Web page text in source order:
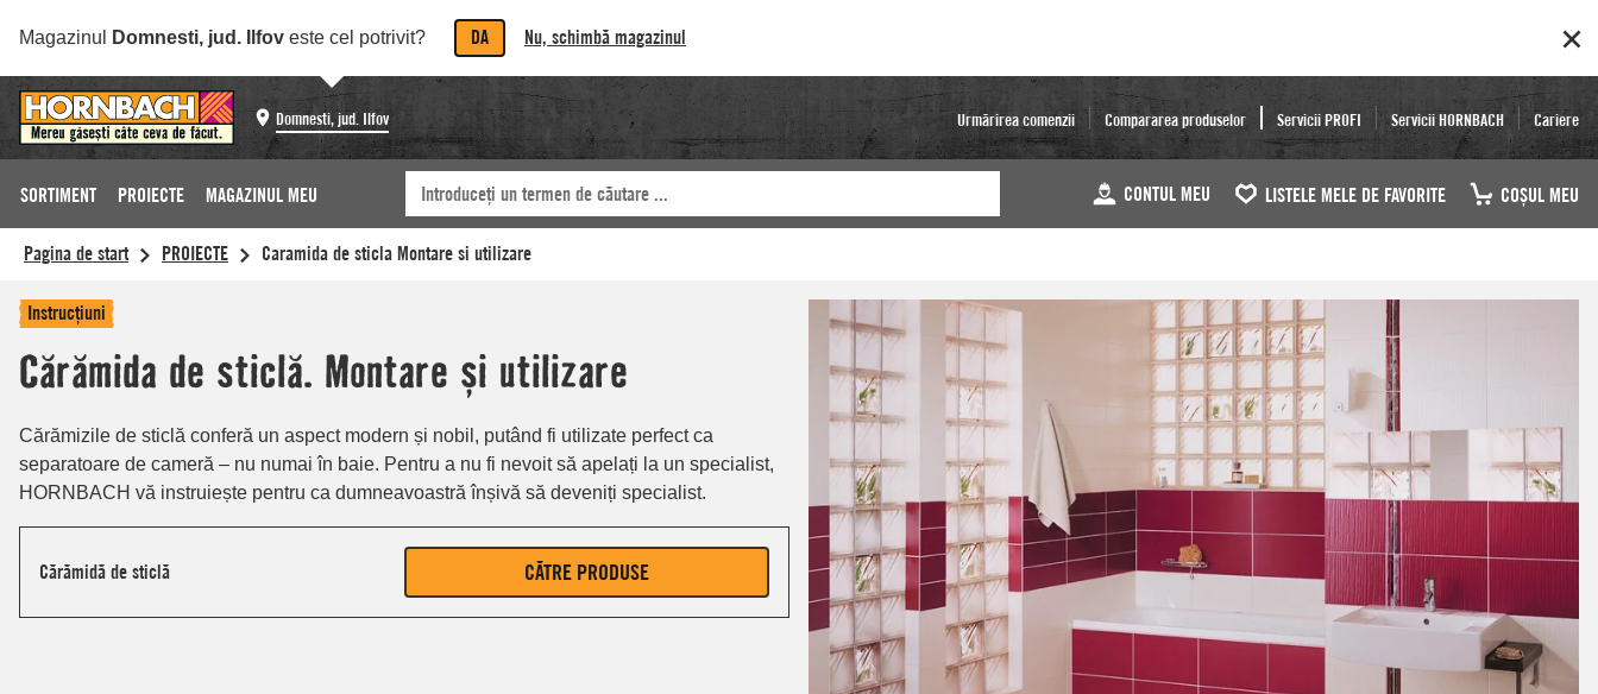
Magazinul Domnesti, jud. Ilfov este cel potrivit? DA Nu, schimbă magazinul
Domnesti, jud. Ilfov Urmărirea comenzii Compararea produselor Servicii PROFI Servicii HORNBACH Cariere
SORTIMENT PROIECTE MAGAZINUL MEU CONTUL MEU LISTELE MELE DE FAVORITE COŞUL MEU